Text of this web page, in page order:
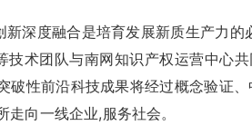
新深度融合是培育发展新质生产力
技术团队与南网知识产权运营中心
破性前沿科技成果将经过概念验证
向一线企业,服务社会。